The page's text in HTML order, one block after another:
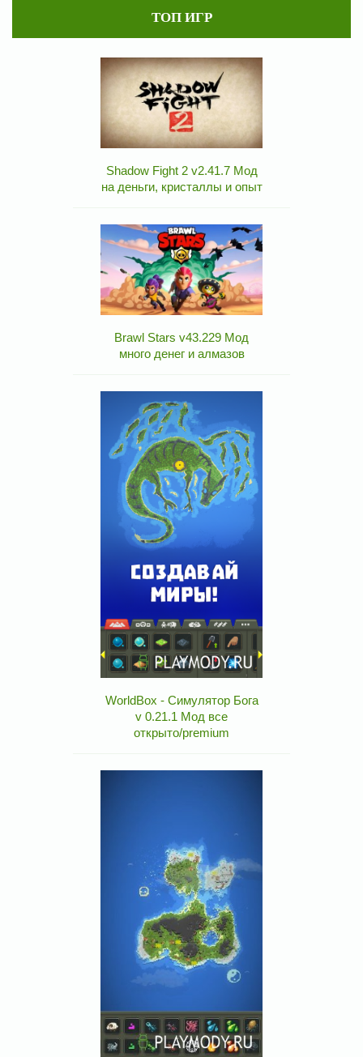
ТОП ИГР
Shadow Fight 2 v2.41.7 Мод
на деньги, кристаллы и опыт
Brawl Stars v43.229 Мод
много денег и алмазов
WorldBox - Симулятор Бога
v 0.21.1 Мод все
открыто/premium